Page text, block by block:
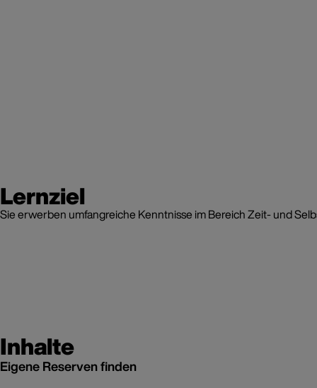
Lernziel
Sie erwerben umfangreiche Kenntnisse im Bereich Zeit- und
Inhalte
Eigene Reserven finden